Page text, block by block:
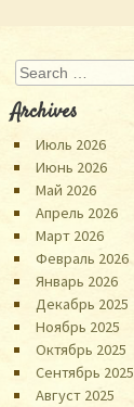
Search
Archives
Июль 2026
Июнь 2026
Май 2026
Апрель 2026
Март 2026
Февраль 2026
Январь 2026
Декабрь 2025
Ноябрь 2025
Октябрь 2025
Сентябрь 2025
Август 2025